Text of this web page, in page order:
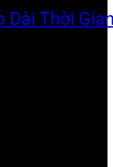
Dài Thời